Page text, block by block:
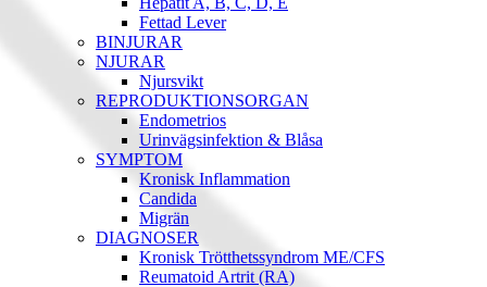
Fettad Lever
BINJURAR
NJURAR
Njursvikt
REPRODUKTIONSORGAN
Endometrios
Urinvägsinfektion & Blåsa
SYMPTOM
Kronisk Inflammation
Candida
Migrän
DIAGNOSER
Kronisk Trötthetssyndrom ME/CFS
Reumatoid Artrit (RA)